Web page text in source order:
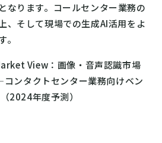
なります。コールセンター業務の
、そして現場での生成AI活用をよ
View：画像・音声認識市場
コンタクトセンター業務向けベン
2024年度予測）